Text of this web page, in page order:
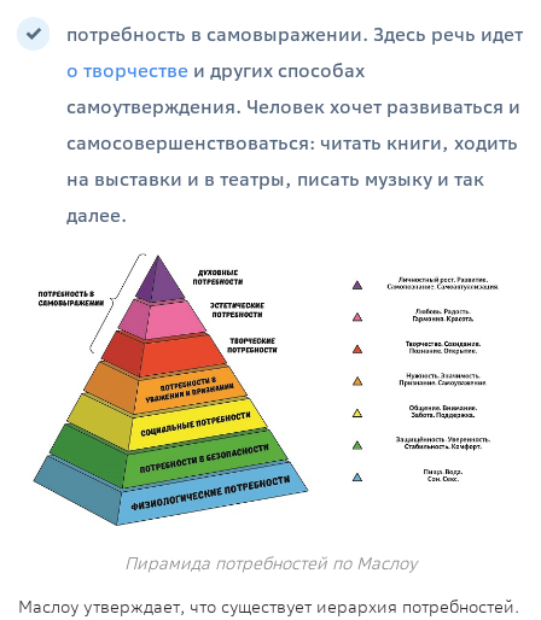
потребность в самовыражении. Здесь речь идет
о творчестве и других способах
самоутверждения. Человек хочет развиваться и
самосовершенствоваться: читать книги, ходить
на выставки и в театры, писать музыку и так
далее.
Пирамида потребностей по Маслоу
Маслоу утверждает, что существует иерархия потребностей.